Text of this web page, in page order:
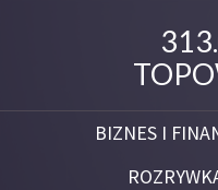
Studio
BIZNES I